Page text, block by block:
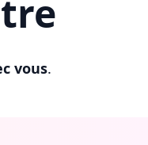
vous.